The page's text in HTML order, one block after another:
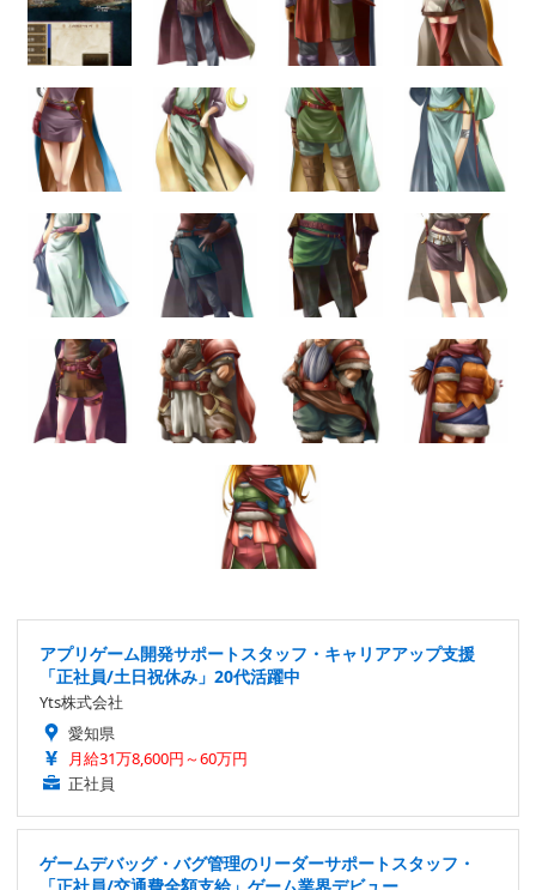
アプリゲーム開発サポートスタッフ・キャリアアップ支援
「正社員/土日祝休み」20代活躍中
Yts株式会社
愛知県
月給31万8,600円～60万円
正社員
ゲームデバッグ・バグ管理のリーダーサポートスタッフ・